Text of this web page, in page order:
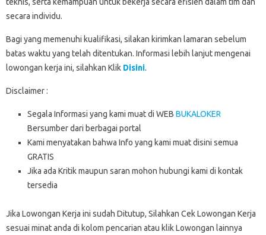
secara individu.
Bagi yang memenuhi kualifikasi, silakan kirimkan lamaran sebelum
batas waktu yang telah ditentukan. Informasi lebih lanjut mengenai
lowongan kerja ini, silahkan Klik Disini.
Disclaimer :
Segala Informasi yang kami muat di WEB BUKALOKER
Bersumber dari berbagai portal
Kami menyatakan bahwa Info yang kami muat disini semua
GRATIS
Jika ada Kritik maupun saran mohon hubungi kami di kontak
tersedia
Jika Lowongan Kerja ini sudah Ditutup, Silahkan Cek Lowongan Kerja
sesuai minat anda di kolom pencarian atau klik Lowongan lainnya